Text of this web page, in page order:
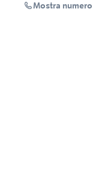
Mostra numero